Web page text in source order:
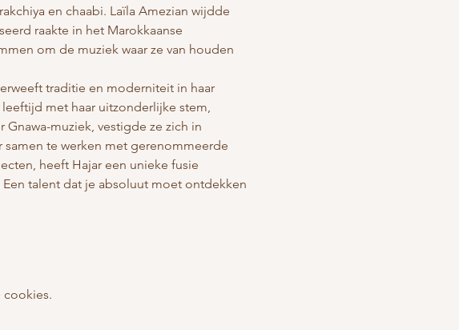
en chaabi. Laïla Amezian wijdde
raakte in het Marokkaanse
om de muziek waar ze van houden
traditie en moderniteit in haar
met haar uitzonderlijke stem,
muziek, vestigde ze zich in
samen te werken met gerenommeerde
heeft Hajar een unieke fusie
talent dat je absoluut moet ontdekken
cookies.